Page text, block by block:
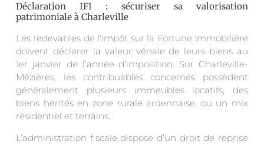
Déclaration IFI : sécuriser sa valorisation
patrimoniale à Charleville
Les redevables de l’Impôt sur la Fortune Immobilière
doivent déclarer la valeur vénale de leurs biens au
1er janvier de l’année d’imposition. Sur Charleville-
Mézières, les contribuables concernés possèdent
généralement plusieurs immeubles locatifs, des
biens hérités en zone rurale ardennaise, ou un mix
résidentiel et terrains.
L’administration fiscale dispose d’un droit de reprise